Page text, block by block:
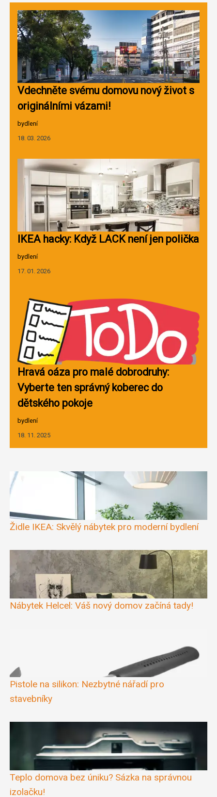
Vdechněte svému domovu nový život s
originálními vázami!
bydlení
18. 03. 2026
IKEA hacky: Když LACK není jen polička
bydlení
17. 01. 2026
Hravá oáza pro malé dobrodruhy:
Vyberte ten správný koberec do
dětského pokoje
bydlení
18. 11. 2025
Židle IKEA: Skvělý nábytek pro moderní bydlení
Nábytek Helcel: Váš nový domov začíná tady!
Pistole na silikon: Nezbytné nářadí pro
stavebníky
Teplo domova bez úniku? Sázka na správnou
izolačku!